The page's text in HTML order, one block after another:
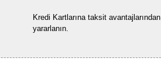
Kredi Kartlarına taksit avantajlarından
yararlanın.